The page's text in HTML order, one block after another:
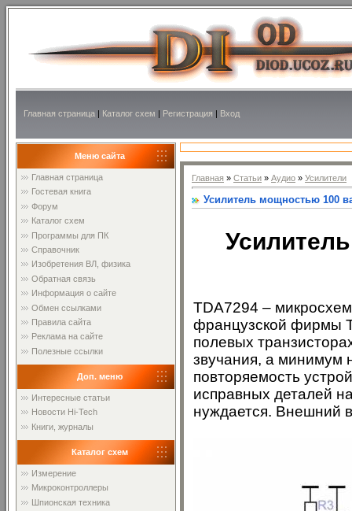
Главная страница | Каталог схем | Регистрация | Вход
Меню сайта
Главная страница
Гостевая книга
Форум
Каталог схем
Программы для ПК
Справочник
Изобретения ВЛ, физика
Обратная связь
Информация о сайте
Обмен ссылками
Правила сайта
Реклама на сайте
Полезные ссылки
Доп. меню
Интересные статьи
Новости Hi-Tech
Книги, журналы
Каталог схем
Измерение
Микроконтроллеры
Шпионская техника
Главная » Статьи » Аудио » Усилители
Усилитель мощностью 100
TDA7294 –
французской фирмы
полевых
звучания, а минимум
повторяемость
исправных деталей
нуждается. Внешний